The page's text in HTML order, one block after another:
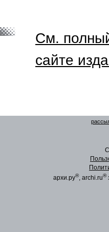
См.
сайте
архи.ру®, archi.ru®